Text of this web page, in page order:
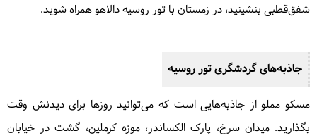
شفق‌قطبی بنشینید، در زمستان با تور روسیه دالاهو همراه شوید.
جاذبه‌های گردشگری تور روسیه
مسکو مملو از جاذبه‌هایی است که می‌توانید روزها برای دیدنش وقت
بگذارید. میدان سرخ، پارک الکساندر، موزه کرملین، گشت در خیابان